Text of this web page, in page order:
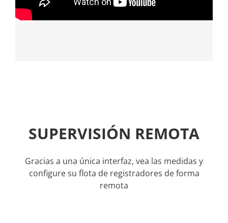
SUPERVISIÓN REMOTA
Gracias a una única interfaz, vea las medidas y
configure su flota de registradores de forma
remota